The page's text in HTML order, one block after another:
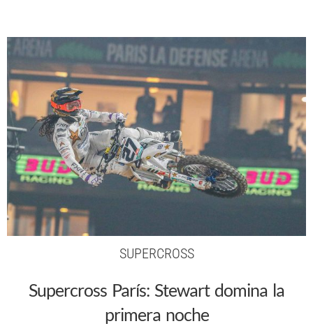
SUPERCROSS
Supercross París: Stewart domina la
primera noche